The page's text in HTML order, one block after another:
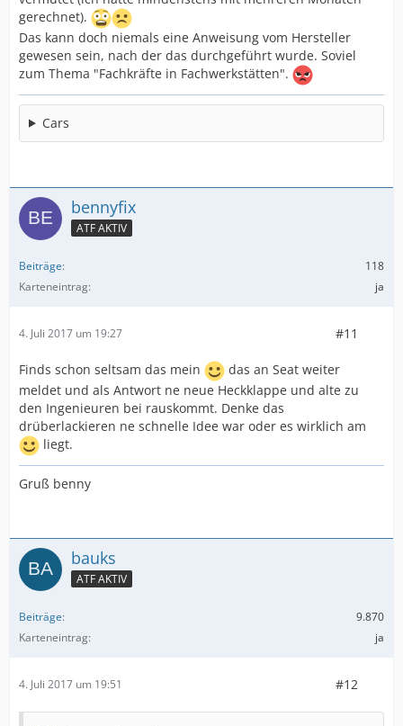
gerechnet).
Das kann doch niemals eine Anweisung vom Hersteller
gewesen sein, nach der das durchgeführt wurde. Soviel
zum Thema "Fachkräfte in Fachwerkstätten".
Cars
bennyfix
ATF AKTIV
Beiträge
118
Karteneintrag
ja
4. Juli 2017 um 19:27 #11
Finds schon seltsam das mein
das an Seat weiter
meldet und als Antwort ne neue Heckklappe und alte zu
den Ingenieuren bei rauskommt. Denke das
drüberlackieren ne schnelle Idee war oder es wirklich am
liegt.
Gruß benny
bauks
ATF AKTIV
Beiträge
9.870
Karteneintrag
ja
4. Juli 2017 um 19:51 #12